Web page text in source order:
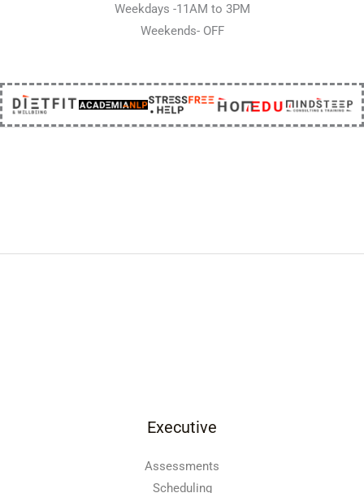
Weekdays -11AM to 3PM
Weekends- OFF
Executive
Assessments
Scheduling